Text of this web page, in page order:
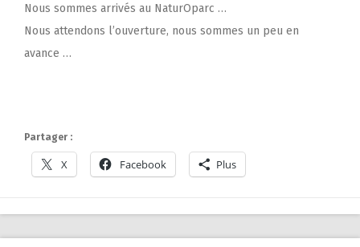
Nous sommes arrivés au NaturOparc …
Nous attendons l’ouverture, nous sommes un peu en
avance …
Partager :
X Facebook Plus